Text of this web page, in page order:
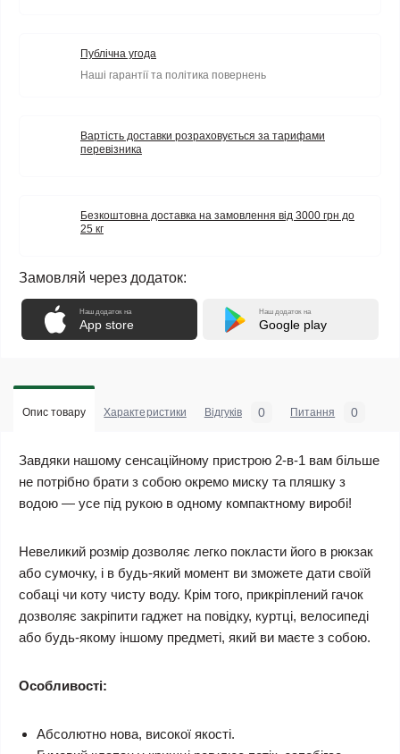
Публічна угода
Наші гарантії та політика повернень
Вартість доставки розраховується за тарифами
перевізника
Безкоштовна доставка на замовлення від 3000 грн до
25 кг
Замовляй через додаток:
Наш додаток на
App store
Наш додаток на
Google play
Опис товару Характеристики Відгуків 0 Питання 0
Завдяки нашому сенсаційному пристрою 2-в-1 вам більше
не потрібно брати з собою окремо миску та пляшку з
водою — усе під рукою в одному компактному виробі!
Невеликий розмір дозволяє легко покласти його в рюкзак
або сумочку, і в будь-який момент ви зможете дати своїй
собаці чи коту чисту воду. Крім того, прикріплений гачок
дозволяє закріпити гаджет на повідку, куртці, велосипеді
або будь-якому іншому предметі, який ви маєте з собою.
Особливості:
Абсолютно нова, високої якості.